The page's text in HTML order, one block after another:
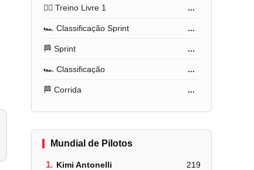
🏋️‍♂️ Treino Livre 1 ...
🏎️ Classificação Sprint ...
🏁 Sprint ...
🏎️ Classificação ...
🏁 Corrida ...
Mundial de Pilotos
1. Kimi Antonelli 219